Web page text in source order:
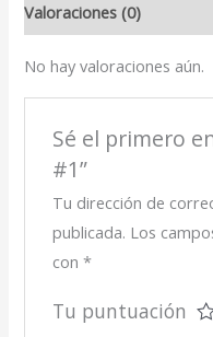
Valoraciones (0)
No hay valoraciones aún.
Sé el primero
#1”
Tu dirección de
publicada. Los
con *
Tu puntuación